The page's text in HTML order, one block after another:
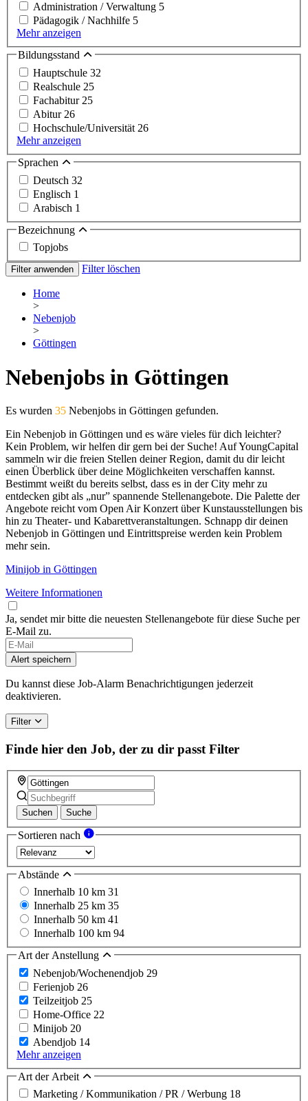
Administration / Verwaltung 5
Pädagogik / Nachhilfe 5
Mehr anzeigen
Bildungsstand
Hauptschule 32
Realschule 25
Fachabitur 25
Abitur 26
Hochschule/Universität 26
Mehr anzeigen
Sprachen
Deutsch 32
Englisch 1
Arabisch 1
Bezeichnung
Topjobs
Filter anwenden Filter löschen
Home
>
Nebenjob
>
Göttingen
Nebenjobs in Göttingen
Es wurden 35 Nebenjobs in Göttingen gefunden.
Ein Nebenjob in Göttingen und es wäre vieles für dich leichter?
Kein Problem, wir helfen dir gern bei der Suche! Auf YoungCapital
sammeln wir die freien Stellen deiner Region, damit du dir leicht
einen Überblick über deine Möglichkeiten verschaffen kannst.
Bestimmt weißt du bereits selbst, dass es in der City mehr zu
entdecken gibt als „nur” spannende Stellenangebote. Die Palette der
Angebote reicht vom Open Air Konzert über Kunstausstellungen bis
hin zu Theater- und Kabarettveranstaltungen. Schnapp dir deinen
Nebenjob in Göttingen und Eintrittspreise werden kein Problem
mehr sein.
Minijob in Göttingen
Weitere Informationen
Ja, sendet mir bitte die neuesten Stellenangebote für diese Suche per
E-Mail zu.
Alert speichern
Du kannst diese Job-Alarm Benachrichtigungen jederzeit
deaktivieren.
Filter
Finde hier den Job, der zu dir passt Filter
Suchen Suche
Sortieren nach
Abstände
Innerhalb 10 km 31
Innerhalb 25 km 35
Innerhalb 50 km 41
Innerhalb 100 km 94
Art der Anstellung
Nebenjob/Wochenendjob 29
Ferienjob 26
Teilzeitjob 25
Home-Office 22
Minijob 20
Abendjob 14
Mehr anzeigen
Art der Arbeit
Marketing / Kommunikation / PR / Werbung 18